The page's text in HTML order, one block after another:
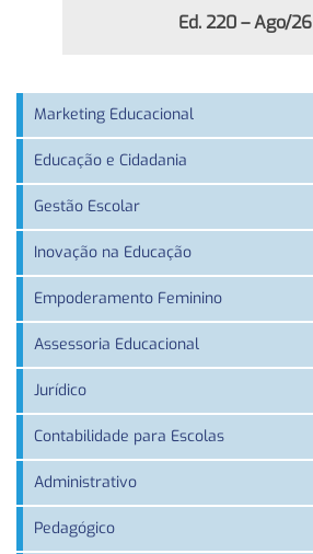
Ed. 220 – Ago/26
Marketing Educacional
Educação e Cidadania
Gestão Escolar
Inovação na Educação
Empoderamento Feminino
Assessoria Educacional
Jurídico
Contabilidade para Escolas
Administrativo
Pedagógico